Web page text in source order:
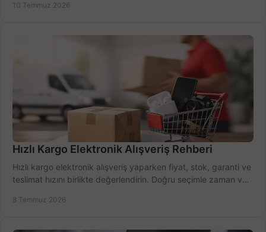
10 Temmuz 2026
Hızlı Kargo Elektronik Alışveriş Rehberi
Hızlı kargo elektronik alışveriş yaparken fiyat, stok, garanti ve
teslimat hızını birlikte değerlendirin. Doğru seçimle zaman ve
8 Temmuz 2026